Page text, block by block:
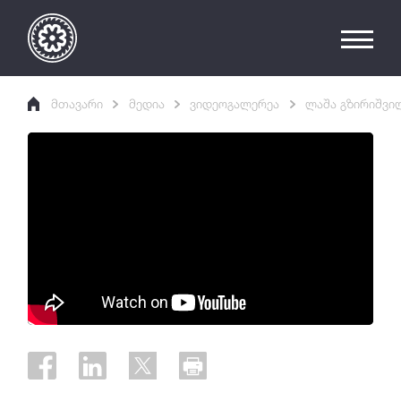
მთავარი მედია ვიდეოგალერეა ლაშა